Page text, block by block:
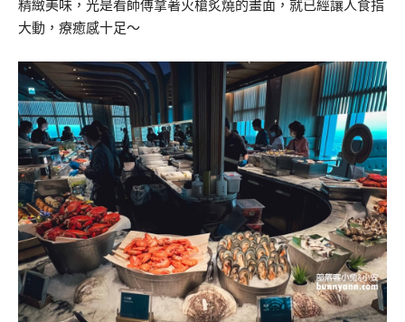
精緻美味，光是看師傅拿著火槍炙燒的畫面，就已經讓人食指
大動，療癒感十足～